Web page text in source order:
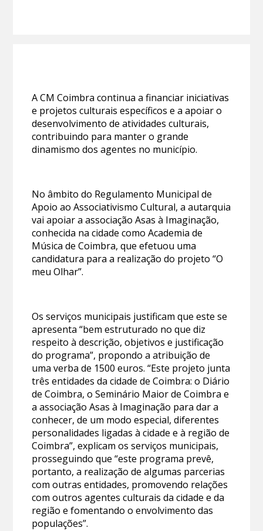
A CM Coimbra continua a financiar iniciativas
e projetos culturais específicos e a apoiar o
desenvolvimento de atividades culturais,
contribuindo para manter o grande
dinamismo dos agentes no município.
No âmbito do Regulamento Municipal de
Apoio ao Associativismo Cultural, a autarquia
vai apoiar a associação Asas à Imaginação,
conhecida na cidade como Academia de
Música de Coimbra, que efetuou uma
candidatura para a realização do projeto “O
meu Olhar”.
Os serviços municipais justificam que este se
apresenta “bem estruturado no que diz
respeito à descrição, objetivos e justificação
do programa”, propondo a atribuição de
uma verba de 1500 euros. “Este projeto junta
três entidades da cidade de Coimbra: o Diário
de Coimbra, o Seminário Maior de Coimbra e
a associação Asas à Imaginação para dar a
conhecer, de um modo especial, diferentes
personalidades ligadas à cidade e à região de
Coimbra”, explicam os serviços municipais,
prosseguindo que “este programa prevê,
portanto, a realização de algumas parcerias
com outras entidades, promovendo relações
com outros agentes culturais da cidade e da
região e fomentando o envolvimento das
populações”.